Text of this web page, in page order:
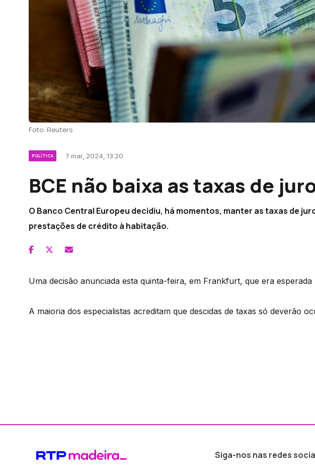
Foto: Reuters
POLÍTICA 7 mar, 2024, 13:20
BCE não baixa as taxas de
O Banco Central Europeu decidiu, há momentos, manter as taxas de
prestações de crédito à habitação.
Uma decisão anunciada esta quinta-feira, em Frankfurt, que era esperada
A maioria dos especialistas acreditam que descidas de taxas só deverão
Siga-nos nas redes